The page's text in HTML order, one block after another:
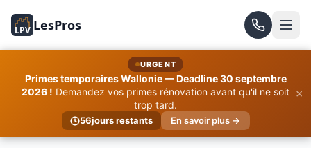
LPV LesPros
URGENT
Primes temporaires Wallonie — Deadline 30 septembre
2026 ! Demandez vos primes rénovation avant qu'il ne soit
trop tard.
56jours restants En savoir plus →
×